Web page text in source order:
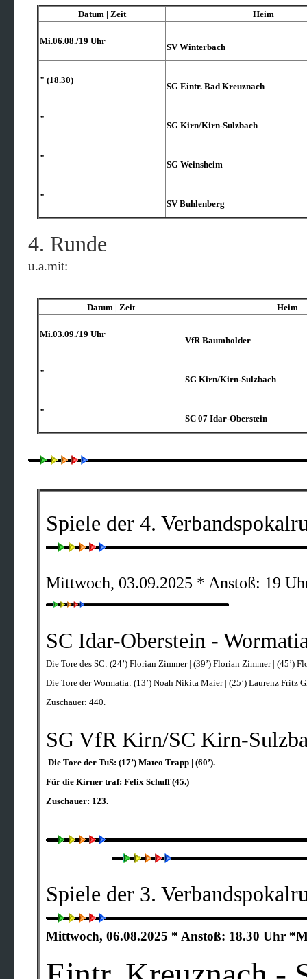
Datum | Zeit Heim
Mi.06.08./19 Uhr
SV Winterbach
" (18.30)
SG Eintr. Bad Kreuznach
"
SG Kirn/​Kirn-Sulzbach
"
SG Weinsheim
"
SV Buhlenberg
4. Runde
u.a.mit:
Datum | Zeit Heim
Mi.03.09./19 Uhr
VfR Baumholder
"
SG Kirn/​Kirn-Sulzbach
"
SC 07 Idar-Oberstein
Spiele der 4.
Mittwoch, 03.09.2025 * Anstoß: 19
SC Idar-Oberstein -
Die Tore des SC: (24’) Florian Zimmer | (39’) Florian Zimmer | (45’)
Die Tore der Wormatia: (13’) Noah Nikita Maier | (25’) Laurenz Fritz
Zuschauer: 440.
SG VfR Kirn/SC Kirn-
Die Tore der TuS: (17’) Mateo Trapp | (60’).
Für die Kirner traf: Felix Schuff (45.)
Zuschauer: 123.
Spiele der 3.
Mittwoch, 06.08.2025 * Anstoß: 18.30 Uhr